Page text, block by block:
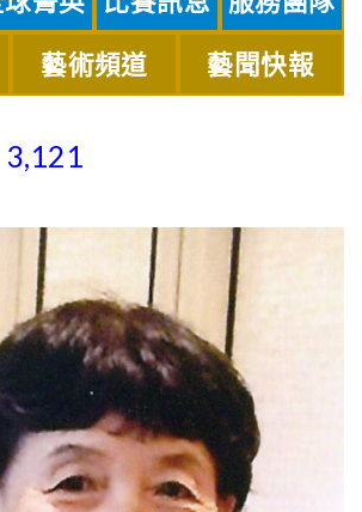
藝術頻道 藝聞快報
3,121